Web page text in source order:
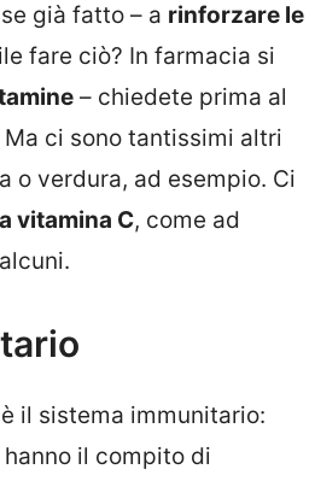
già fatto – a rinforzare le
fare ciò? In farmacia si
– chiedete prima al
ci sono tantissimi altri
o verdura, ad esempio. Ci
vitamina C, come ad
il sistema immunitario:
il compito di